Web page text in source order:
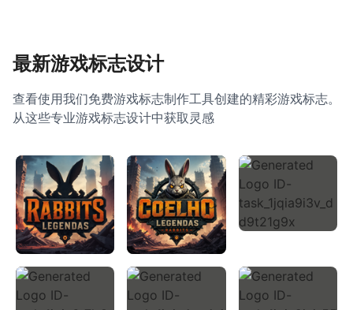
最新游戏标志设计
查看使用我们免费游戏标志制作工具创建的精彩游戏标志。
从这些专业游戏标志设计中获取灵感